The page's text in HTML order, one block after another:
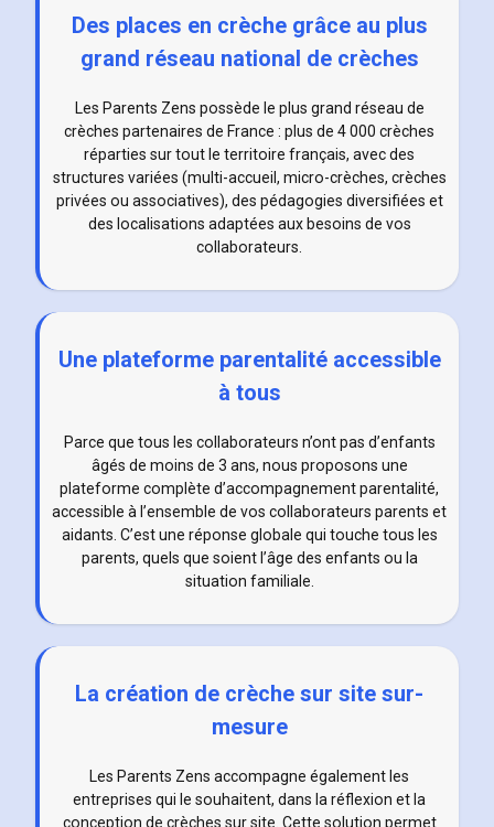
Des places en crèche grâce au plus
grand réseau national de crèches
Les Parents Zens possède le plus grand réseau de
crèches partenaires de France : plus de 4 000 crèches
réparties sur tout le territoire français, avec des
structures variées (multi-accueil, micro-crèches, crèches
privées ou associatives), des pédagogies diversifiées et
des localisations adaptées aux besoins de vos
collaborateurs.
Une plateforme parentalité accessible
à tous
Parce que tous les collaborateurs n’ont pas d’enfants
âgés de moins de 3 ans, nous proposons une
plateforme complète d’accompagnement parentalité,
accessible à l’ensemble de vos collaborateurs parents et
aidants. C’est une réponse globale qui touche tous les
parents, quels que soient l’âge des enfants ou la
situation familiale.
La création de crèche sur site sur-
mesure
Les Parents Zens accompagne également les
entreprises qui le souhaitent, dans la réflexion et la
conception de crèches sur site. Cette solution permet